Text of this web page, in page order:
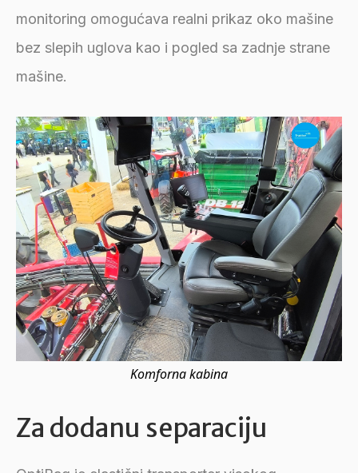
monitoring omogućava realni prikaz oko mašine
bez slepih uglova kao i pogled sa zadnje strane
mašine.
Komforna kabina
Za dodanu separaciju